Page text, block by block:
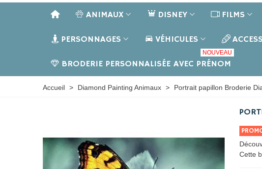
ANIMAUX DISNEY FILMS
PERSONNAGES VÉHICULES
BRODERIE PERSONNALISÉE AVEC PRÉNOM
NOUVEAU
Accueil > Diamond Painting Animaux > Portrait papillon Broderie
Cette